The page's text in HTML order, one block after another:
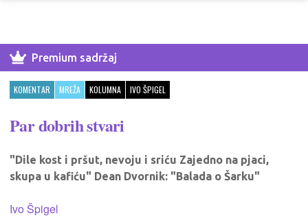
Premium sadržaj
KOMENTAR MREŽA KOLUMNA IVO ŠPIGEL
Par dobrih stvari
"Dile kost i pršut, nevoju i sriću Zajedno na pjaci,
skupa u kafiću" Dean Dvornik: "Balada o Šarku"
Ivo Špigel